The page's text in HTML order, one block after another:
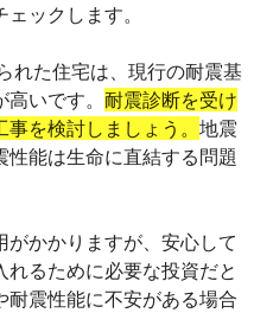
ックします。
れた住宅は、現行の耐震基
いです。 耐震診断を受け
を検討しましょう。 地震
性能は生命に直結する問題
がかかりますが、安心して
るために必要な投資だと
震性能に不安がある場合